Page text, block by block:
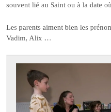
souvent lié au Saint ou à la date
Les parents aiment bien les
Vadim, Alix …